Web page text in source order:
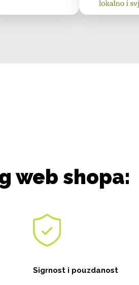
web shopa:
Sigrnost i pouzdanost